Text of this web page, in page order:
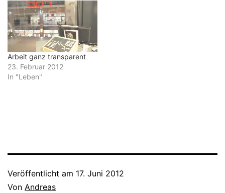
Arbeit ganz transparent
23. Februar 2012
In "Leben"
Veröffentlicht am 17. Juni 2012
Von Andreas